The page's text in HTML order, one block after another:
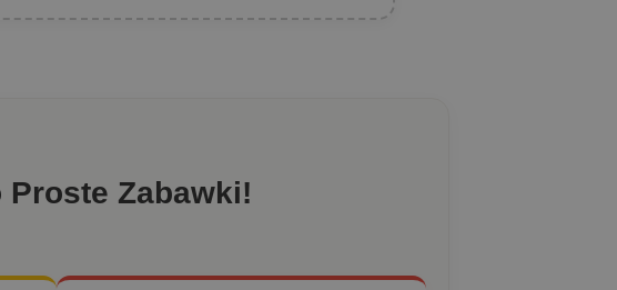
Proste Zabawki!